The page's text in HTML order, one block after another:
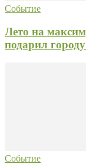
Событие
Лето на
подарил
Событие